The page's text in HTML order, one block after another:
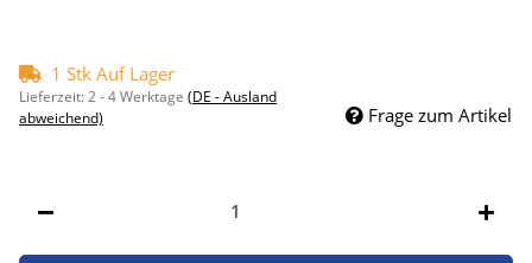
1 Stk Auf Lager
Lieferzeit:2 - 4 Werktage (DE - Ausland
abweichend)
Frage zum Artikel